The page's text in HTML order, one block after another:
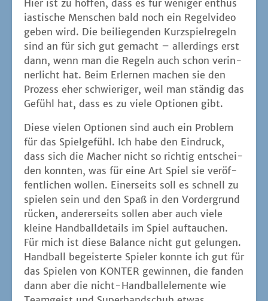
Hier ist zu hof­fen, dass es für weni­ger enthu­s
i­as­ti­sche Men­schen bald noch ein Regel­vi­deo
geben wird. Die bei­lie­gen­den Kurz­spiel­re­geln
sind an für sich gut gemacht – aller­dings erst
dann, wenn man die Regeln auch schon ver­in­
ner­licht hat. Beim Erler­nen machen sie den
Pro­zess eher schwie­ri­ger, weil man stän­dig das
Gefühl hat, dass es zu vie­le Optio­nen gibt.
Die­se vie­len Optio­nen sind auch ein Pro­blem
für das Spiel­ge­fühl. Ich habe den Ein­druck,
dass sich die Macher nicht so rich­tig ent­schei­
den konn­ten, was für eine Art Spiel sie ver­öf­
fent­li­chen wol­len. Einer­seits soll es schnell zu
spie­len sein und den Spaß in den Vor­der­grund
rücken, ande­rer­seits sol­len aber auch vie­le
klei­ne Hand­ball­de­tails im Spiel auf­tau­chen.
Für mich ist die­se Balan­ce nicht gut gelun­gen.
Hand­ball begeis­ter­te Spie­ler konn­te ich gut für
das Spie­len von KONTER gewin­nen, die fan­den
dann aber die nicht-Hand­ball­ele­men­te wie